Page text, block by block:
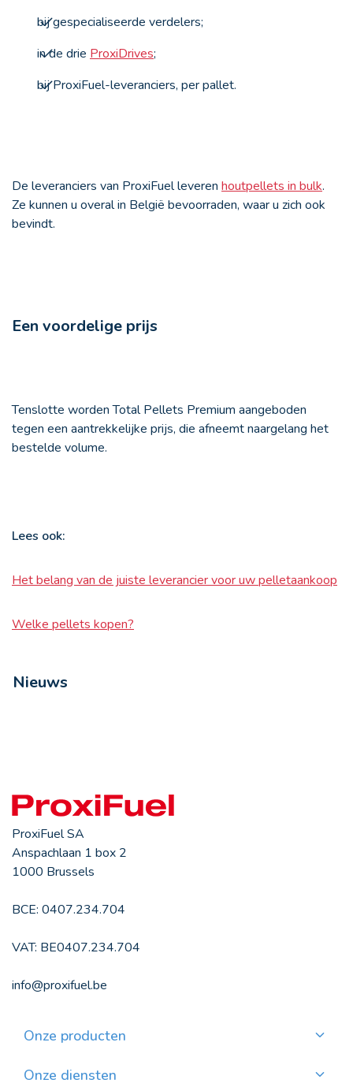
bij gespecialiseerde verdelers;
in de drie ProxiDrives;
bij ProxiFuel-leveranciers, per pallet.
De leveranciers van ProxiFuel leveren houtpellets in bulk.
Ze kunnen u overal in België bevoorraden, waar u zich ook
bevindt.
Een voordelige prijs
Tenslotte worden Total Pellets Premium aangeboden
tegen een aantrekkelijke prijs, die afneemt naargelang het
bestelde volume.
Lees ook:
Het belang van de juiste leverancier voor uw pelletaankoop
Welke pellets kopen?
Nieuws
ProxiFuel SA
Anspachlaan 1 box 2
1000 Brussels
BCE: 0407.234.704
VAT: BE0407.234.704
info@proxifuel.be
Onze producten
Kwalitatievepellets bestellen
Onze diensten